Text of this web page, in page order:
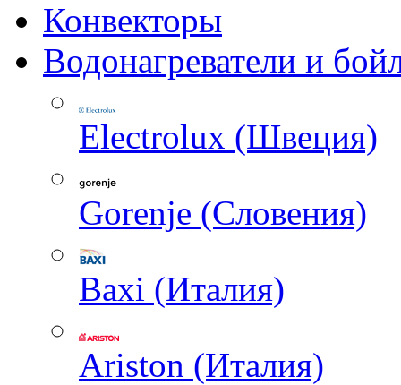
Конвекторы
Водонагреватели и
Electrolux (Швеция)
Gorenje (Словения)
Baxi (Италия)
Ariston (Италия)